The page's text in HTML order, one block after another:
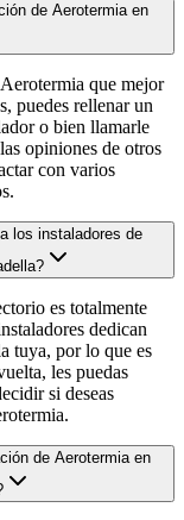
de Aerotermia en
que mejor
puedes rellenar un
o bien llamarle
opiniones de otros
con varios
los instaladores de
es totalmente
dedican
tuya, por lo que es
les puedas
si deseas
de Aerotermia en